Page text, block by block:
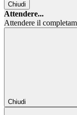
Chiudi
Attendere...
Attendere il
Chiudi